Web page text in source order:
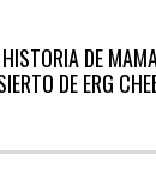
DE
DE ERG